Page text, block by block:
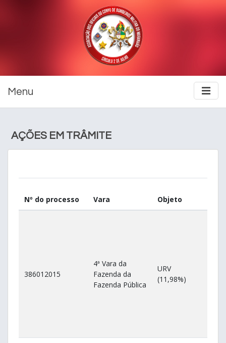
Menu
AÇÕES EM TRÂMITE
Nº do processo Vara Objeto
386012015
4ª Vara da
Fazenda da
Fazenda Pública
URV
(11,98%)